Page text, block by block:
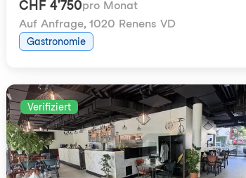
CHF 4'750pro Monat
Auf Anfrage, 1020 Renens VD
Gastronomie
Verifiziert